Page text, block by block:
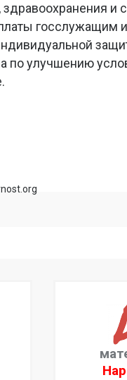
здравоохранения
госслужащим
по улучшению